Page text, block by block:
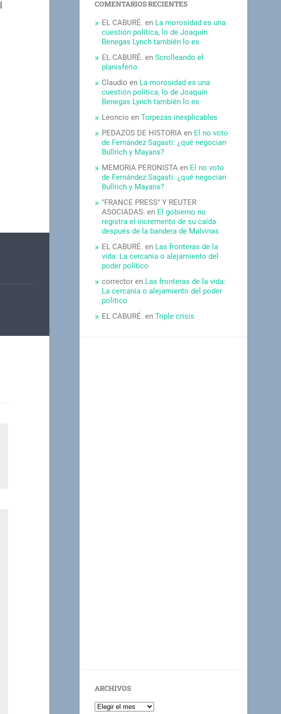
COMENTARIOS RECIENTES
EL CABURÉ. en La morosidad es una
cuestión política, lo de Joaquín
Benegas Lynch también lo es
EL CABURÉ. enScrolleando el
planisferio
Claudio en La morosidad es una
cuestión política, lo de Joaquín
Benegas Lynch también lo es
Leoncio enTorpezas inexplicables
PEDAZOS DE HISTORIA en El no voto
de Fernández Sagasti: ¿qué negocian
Bullrich y Mayans?
MEMORIA PERONISTA en El no voto
de Fernández Sagasti: ¿qué negocian
Bullrich y Mayans?
"FRANCE PRESS" Y REUTER
ASOCIADAS. en El gobierno no
registra el incremento de su caída
después de la bandera de Malvinas
EL CABURÉ. en Las fronteras de la
vida: La cercanía o alejamiento del
poder político
corrector en Las fronteras de la vida:
La cercanía o alejamiento del poder
político
EL CABURÉ. enTriple crisis
ARCHIVOS